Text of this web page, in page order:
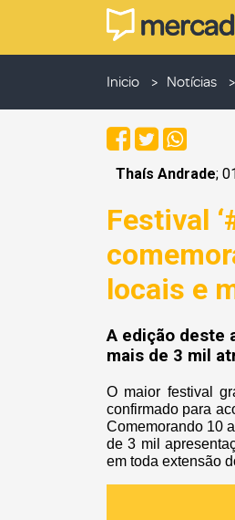
Inicio Notícias
Thaís Andrade;
Festival
locais e
A edição deste
mais de 3 mil
O maior festival
confirmado para
Comemorando 10
de 3 mil
em toda extensão